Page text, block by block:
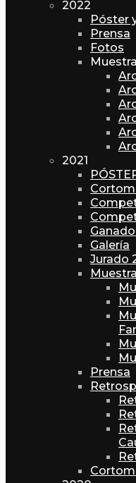
2022
Póster
Prensa
Fotos
Muestra
2021
Galería
Jurado
Prensa